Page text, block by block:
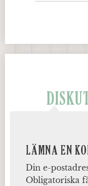
LÄMNA EN
Din e-
Obligatoriska